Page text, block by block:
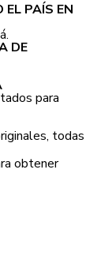
EL PAÍS EN
DE
para
todas
obtener